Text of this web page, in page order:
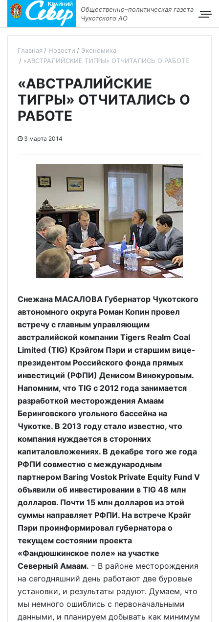
Общественно–политическая газета
Чукотского АО
Главная Новости
Экономика
«АВСТРАЛИЙСКИЕ ТИГРЫ» ОТЧИТАЛИСЬ О РАБОТЕ
«АВСТРАЛИЙСКИЕ
ТИГРЫ» ОТЧИТАЛИСЬ О
РАБОТЕ
3 марта 2014
Снежана МАСАЛОВА Губернатор Чукотского
автономного округа Роман Копин провел
встречу с главным управляющим
австралийской компании Tigers Realm Coal
Limited (TIG) Крэйгом Пэри и старшим вице-
президентом Российского фонда прямых
инвестиций (РФПИ) Денисом Винокуровым.
Напомним, что TIG с 2012 года занимается
разработкой месторождения Амаам
Беринговского угольного бассейна на
Чукотке. В 2013 году стало известно, что
компания нуждается в сторонних
капиталовложениях. В декабре того же года
РФПИ совместно с международным
партнером Baring Vostok Private Equity Fund V
объявили об инвестировании в TIG 48 млн
долларов. Почти 15 млн долларов из этой
суммы направляет РФПИ. На встрече Крэйг
Пэри проинформировал губернатора о
текущем состоянии проекта
«Фандюшкинское поле» на участке
Северный Амаам. – В районе месторождения
на сегодняшний день работают две буровые
установки, и результаты радуют. Думаем, что
мы немного ошиблись с первоначальными
данными, и планируем добывать как минимум